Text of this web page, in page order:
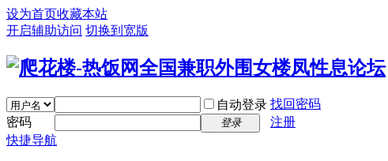
设为首页收藏本站
开启辅助访问 切换到宽版
自动登录 找回密码
密码
登录
注册
快捷导航